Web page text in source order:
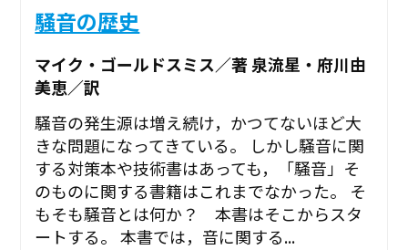
騒音の歴史
マイク・ゴールドスミス／著 泉流星・府川由
美恵／訳
騒音の発生源は増え続け，かつてないほど大
きな問題になってきている。 しかし騒音に関
する対策本や技術書はあっても，「騒音」そ
のものに関する書籍はこれまでなかった。 そ
もそも騒音とは何か？ 本書はそこからスタ
ートする。 本書では，音に関する...